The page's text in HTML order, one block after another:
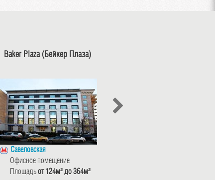
Baker Plaza (Бейкер Плаза)
Савеловская
Офисное помещение
Площадь от 124м² до 364м²